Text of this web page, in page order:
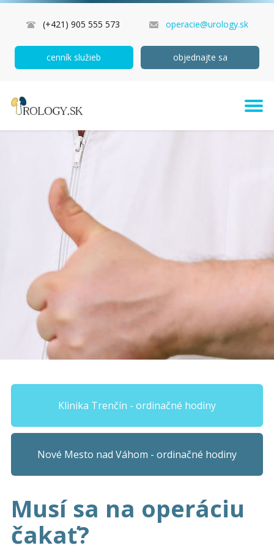
(+421) 905 555 573 operacie@urology.sk
cenník služieb objednajte sa
Klinika Trenčín - ordinačné hodiny
Nové Mesto nad Váhom - ordinačné hodiny
Musí sa na operáciu
čakať?